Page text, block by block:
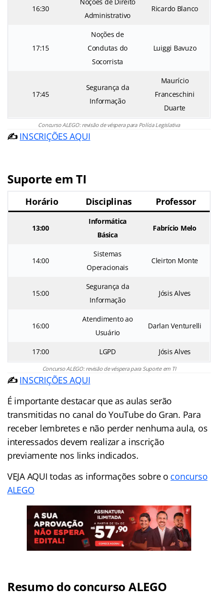
16:30
Administrativo
Ricardo Blanco
17:15
Noções de
Condutas do
Socorrista
Luiggi Bavuzo
17:45
Segurança da
Informação
Maurício
Franceschini
Duarte
Concurso ALEGO: revisão de véspera para Polícia Legislativa
✍️ INSCRIÇÕES AQUI
Suporte em TI
Horário Disciplinas Professor
13:00
Informática
Básica
Fabrício Melo
14:00
Sistemas
Operacionais
Cleirton Monte
15:00
Segurança da
Informação
Jósis Alves
16:00
Atendimento ao
Usuário
Darlan Venturelli
17:00 LGPD Jósis Alves
Concurso ALEGO: revisão de véspera para Suporte em TI
✍️ INSCRIÇÕES AQUI
É importante destacar que as aulas serão
transmitidas no canal do YouTube do Gran. Para
receber lembretes e não perder nenhuma aula, os
interessados devem realizar a inscrição
previamente nos links indicados.
VEJA AQUI todas as informações sobre o concurso
ALEGO
Resumo do concurso ALEGO